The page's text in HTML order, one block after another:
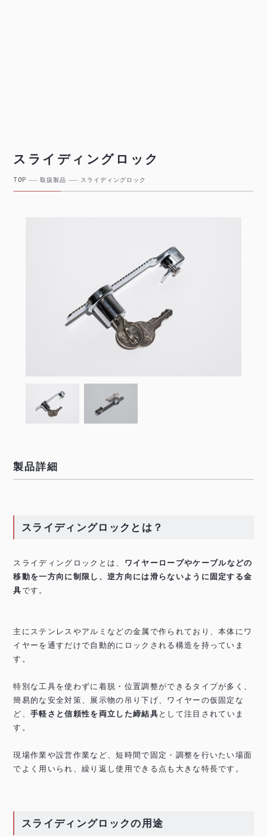
スライディングロック
TOP 取扱製品 スライディングロック
製品詳細
スライディングロックとは？
スライディングロックとは、 ワイヤーロープやケーブルなどの
移動を一方向に制限し、逆方向には滑らないように固定する金
具です。
主にステンレスやアルミなどの金属で作られており、本体にワ
イヤーを通すだけで自動的にロックされる構造を持っていま
す。
特別な工具を使わずに着脱・位置調整ができるタイプが多く、
簡易的な安全対策、展示物の吊り下げ、ワイヤーの仮固定な
ど、手軽さと信頼性を両立した締結具 として注目されていま
す。
現場作業や設営作業など、短時間で固定・調整を行いたい場面
でよく用いられ、繰り返し使用できる点も大きな特長です。
スライディングロックの用途